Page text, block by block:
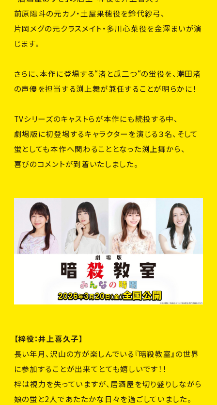
GOODS
TOP
OFFICIAL
OFFICIAL
前原陽斗の元カノ・土屋果穂役を鈴代紗弓、
片岡メグの元クラスメイト・多川心菜役を金澤まいが演
じます。
さらに、本作に登場する“渚と瓜二つ“の蛍役を、潮田渚
の声優を担当する渕上舞が兼任することが明らかに！
TVシリーズのキャストらが本作にも続投する中、
劇場版に初登場するキャラクターを演じる３名、そして
蛍としても本作へ関わることとなった渕上舞から、
喜びのコメントが到着いたしました。
【梓役：井上喜久子】
長い年月、沢山の方が楽しんでいる『暗殺教室』の世界
に参加することが出来てとても嬉しいです！！
梓は視力を失っていますが、居酒屋を切り盛りしながら
娘の蛍と2人であたたかな日々を過ごしていました。